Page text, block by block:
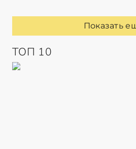
Показать
ТОП 10